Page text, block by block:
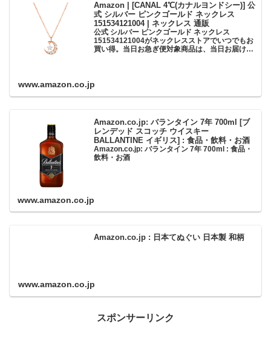
Amazon | [CANAL 4℃(カナルヨンドシー)] 公
式 シルバー ピンクゴールド ネックレス
151534121004 | ネックレス 通販
公式 シルバー ピンクゴールド ネックレス
151534121004がネックレスストアでいつでもお
買い得。当日お急ぎ便対象商品は、当日お届け可
www.amazon.co.jp
Amazon.co.jp: バランタイン 7年 700ml [ブ
レンデッド スコッチ ウイスキー
BALLANTINE イギリス] : 食品・飲料・お酒
Amazon.co.jp: バランタイン 7年 700ml : 食品・
飲料・お酒
www.amazon.co.jp
Amazon.co.jp : 日本てぬぐい 日本製 和柄
www.amazon.co.jp
スポンサーリンク